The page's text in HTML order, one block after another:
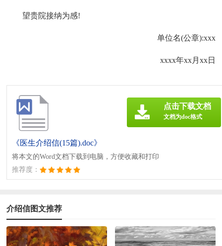
望贵院接纳为感!
单位名(公章):xxx
xxxx年xx月xx日
《医生介绍信(15篇).doc》
将本文的Word文档下载到电脑，方便收藏和打印
推荐度：
点击下载文档
文档为doc格式
介绍信图文推荐